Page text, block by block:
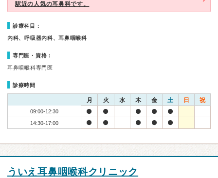
駅近の人気の耳鼻科です。
診療科目：
内科、呼吸器内科、耳鼻咽喉科
専門医・資格：
耳鼻咽喉科専門医
診療時間
月 火 水 木 金 土 日 祝
09:00-12:30
14:30-17:00
ういえ耳鼻咽喉科クリニック